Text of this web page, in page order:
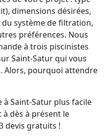
dimensions désirées,
système de filtration,
préférences. Nous
à trois piscinistes
Saint-Satur qui vous
Alors, pourquoi attendre
Saint-Satur plus facile
dès à présent le
devis gratuits !